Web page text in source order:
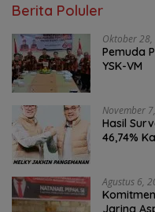
Berita Poluler
Oktober
Pemuda
YSK-VM
November
Hasil
46,74%
Agustus 6,
Jaring